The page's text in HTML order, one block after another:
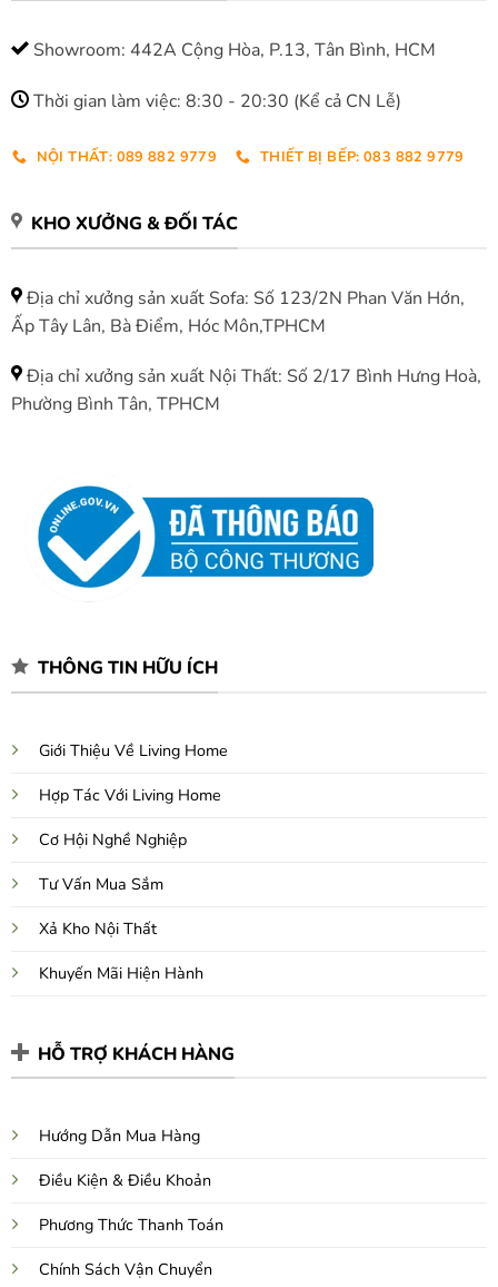
Showroom: 442A Cộng Hòa, P.13, Tân Bình, HCM
Thời gian làm việc: 8:30 - 20:30 (Kể cả CN Lễ)
NỘI THẤT: 089 882 9779 THIẾT BỊ BẾP: 083 882 9779
KHO XƯỞNG & ĐỐI TÁC
Địa chỉ xưởng sản xuất Sofa: Số 123/2N Phan Văn Hớn,
Ấp Tây Lân, Bà Điểm, Hóc Môn,TPHCM
Địa chỉ xưởng sản xuất Nội Thất: Số 2/17 Bình Hưng Hoà,
Phường Bình Tân, TPHCM
THÔNG TIN HỮU ÍCH
Giới Thiệu Về Living Home
Hợp Tác Với Living Home
Cơ Hội Nghề Nghiệp
Tư Vấn Mua Sắm
Xả Kho Nội Thất
Khuyến Mãi Hiện Hành
HỖ TRỢ KHÁCH HÀNG
Hướng Dẫn Mua Hàng
Điều Kiện & Điều Khoản
Phương Thức Thanh Toán
Chính Sách Vận Chuyển